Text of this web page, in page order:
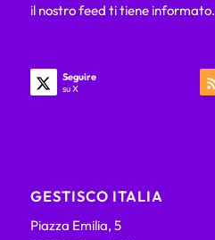
il nostro feed ti tiene informato.
Seguire
su X
GESTISCO ITALIA
Piazza Emilia, 5